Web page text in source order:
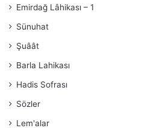
Emirdağ Lâhikası – 1
Sünuhat
Şuâât
Barla Lahikası
Hadis Sofrası
Sözler
Lem'alar